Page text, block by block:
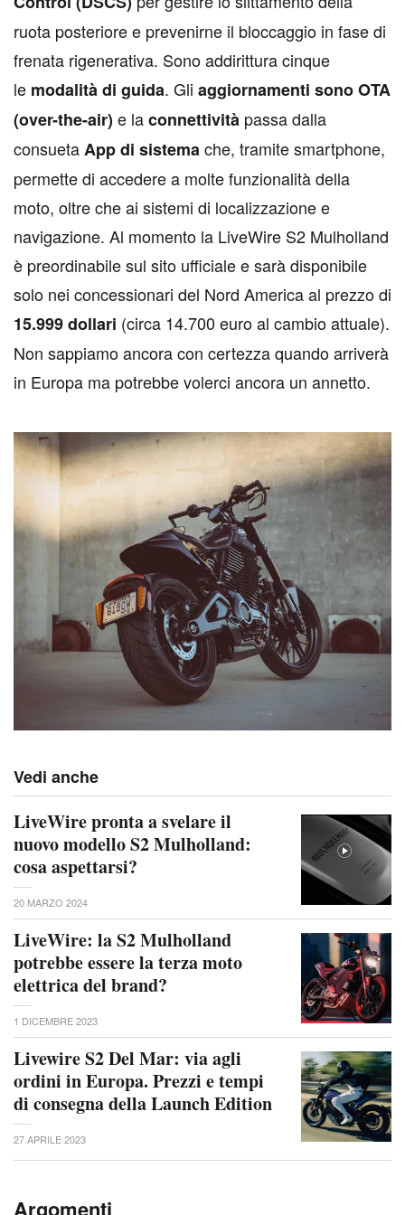
ruota posteriore e prevenirne il bloccaggio in fase di
frenata rigenerativa. Sono addirittura cinque
le modalità di guida. Gli aggiornamenti sono OTA
(over-the-air)e laconnettività passa dalla
consuetaApp di sistemache, tramite smartphone,
permette di accedere a molte funzionalità della
moto, oltre che ai sistemi di localizzazione e
navigazione. Al momento la LiveWire S2 Mulholland
è preordinabile sul sito ufficiale e sarà disponibile
solo nei concessionari del Nord America al prezzo di
15.999 dollari (circa 14.700 euro al cambio attuale).
Non sappiamo ancora con certezza quando arriverà
in Europa ma potrebbe volerci ancora un annetto.
Vedi anche
LiveWire pronta a svelare il
nuovo modello S2 Mulholland:
cosa aspettarsi?
20 MARZO 2024
LiveWire: la S2 Mulholland
potrebbe essere la terza moto
elettrica del brand?
1 DICEMBRE 2023
Livewire S2 Del Mar: via agli
ordini in Europa. Prezzi e tempi
di consegna della Launch Edition
27 APRILE 2023
Argomenti